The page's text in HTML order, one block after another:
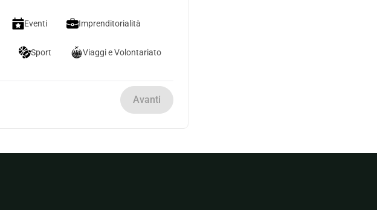
Eventi Imprenditorialità
Sport Viaggi e Volontariato
Avanti